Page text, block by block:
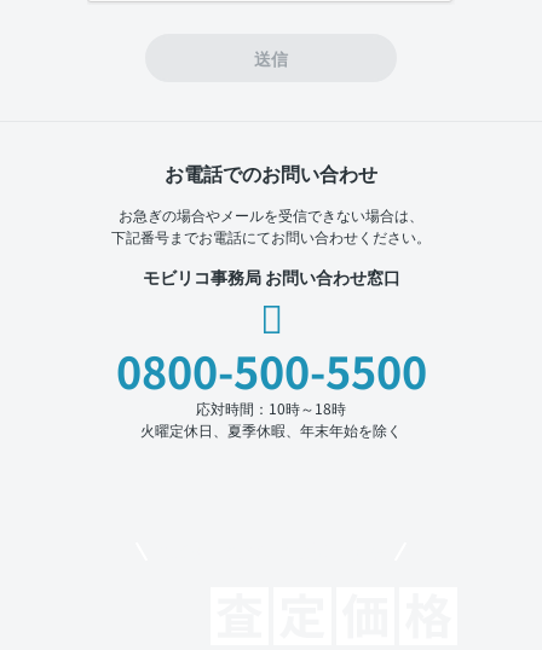
送信
お電話でのお問い合わせ
お急ぎの場合やメールを受信できない場合は、
下記番号までお電話にてお問い合わせください。
モビリコ事務局 お問い合わせ窓口
0800-500-5500
応対時間：10時～18時
火曜定休日、夏季休暇、年末年始を除く